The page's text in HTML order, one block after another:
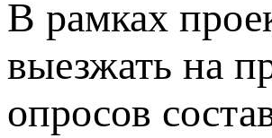
В рамках
выезжать на
опросов